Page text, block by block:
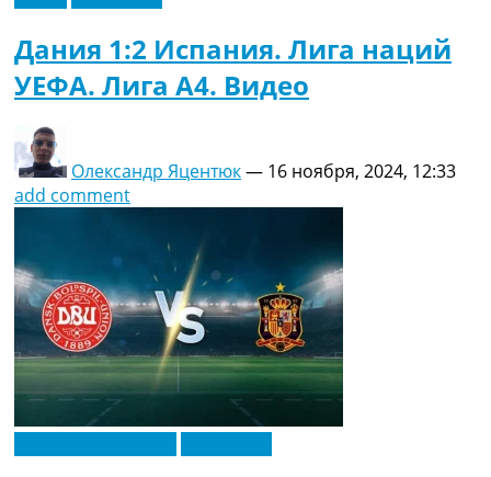
Дания 1:2 Испания. Лига наций
УЕФА. Лига A4. Видео
Олександр Яцентюк— 16 ноября, 2024, 12:33
add comment